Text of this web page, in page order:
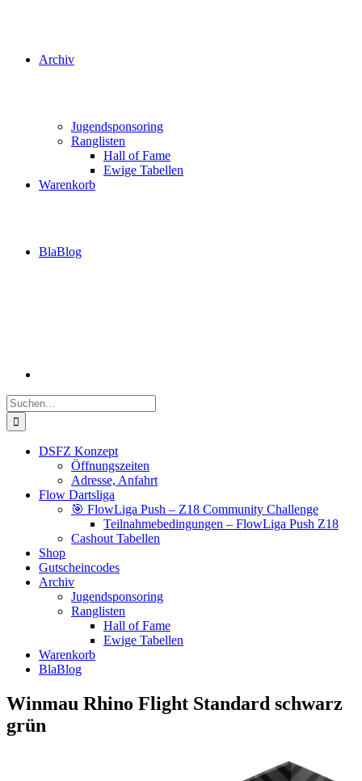
Archiv
Jugendsponsoring
Ranglisten
Hall of Fame
Ewige Tabellen
Warenkorb
BlaBlog
Suche
nach:
DSFZ Konzept
Öffnungszeiten
Adresse, Anfahrt
Flow Dartsliga
🎯 FlowLiga Push – Z18 Community Challenge
Teilnahmebedingungen – FlowLiga Push Z18
Cashout Tabellen
Shop
Gutscheincodes
Archiv
Jugendsponsoring
Ranglisten
Hall of Fame
Ewige Tabellen
Warenkorb
BlaBlog
Winmau Rhino Flight Standard schwarz
grün